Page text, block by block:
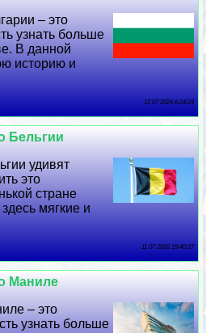
– это
узнать больше
В данной
историю и
12 07 2026 6:24:24
Бельгии
удивят
это
стране
мягкие и
11 07 2026 19:40:27
Маниле
– это
узнать больше